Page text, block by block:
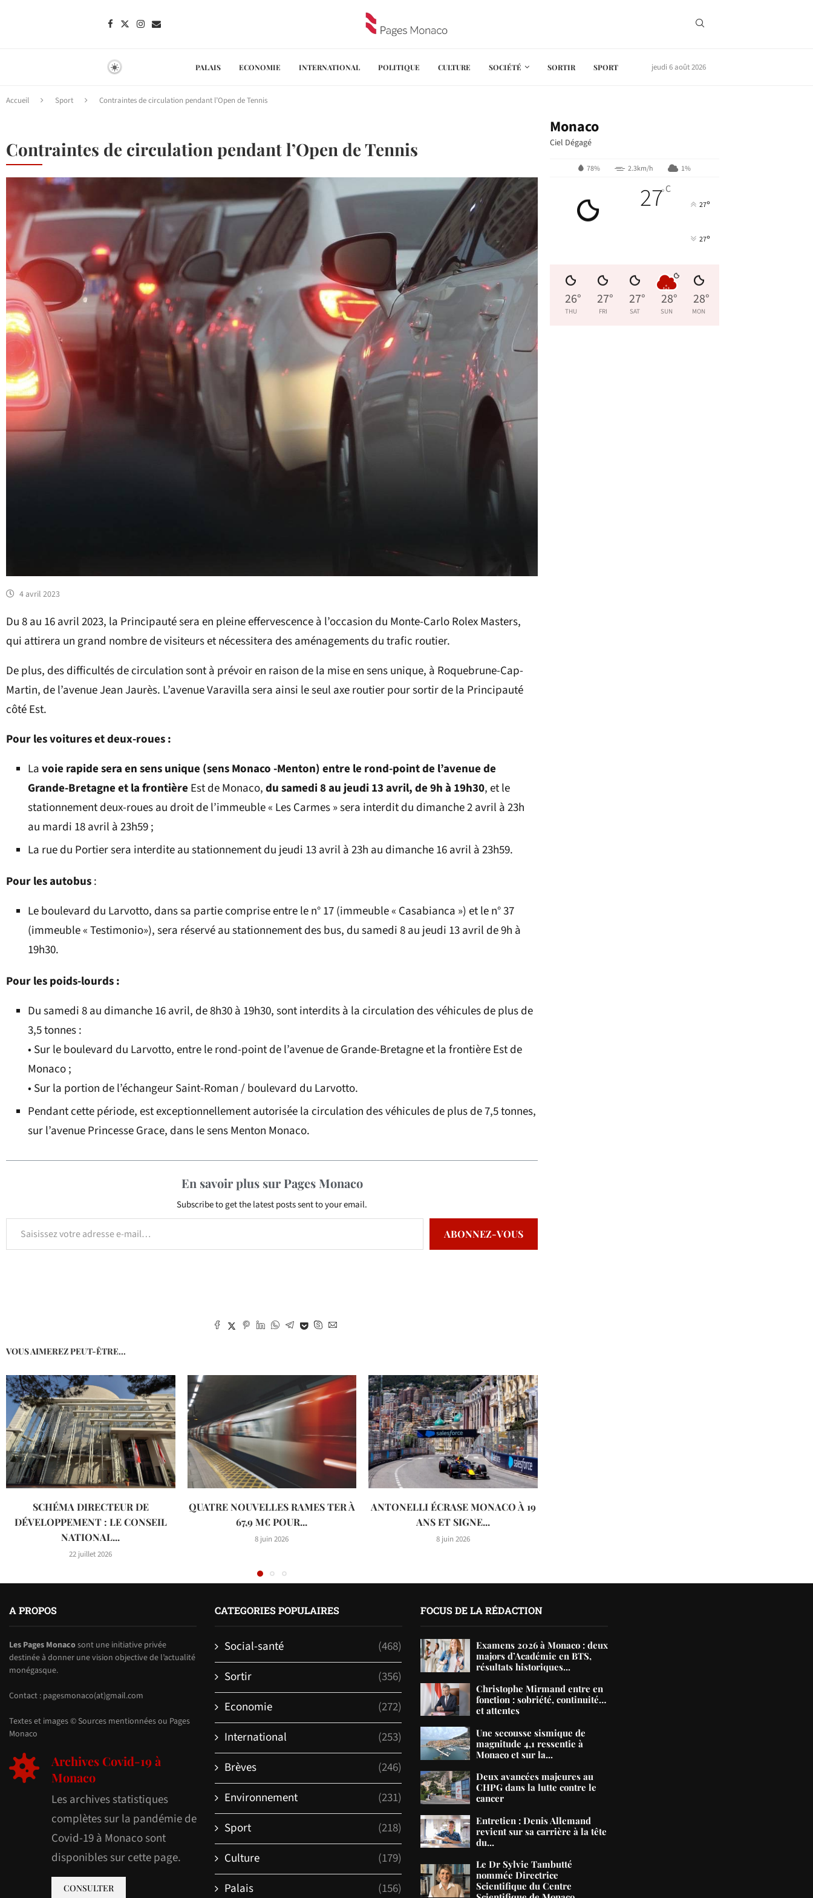
PALAIS ECONOMIE INTERNATIONAL POLITIQUE CULTURE SOCIÉTÉ SORTIR SPORT jeudi 6 août 2026
Accueil Sport Contraintes de circulation pendant l’Open de Tennis
Contraintes de circulation pendant l’Open de Tennis
4 avril 2023
Du 8 au 16 avril 2023, la Principauté sera en pleine effervescence à l’occasion du Monte-Carlo Rolex Masters,
qui attirera un grand nombre de visiteurs et nécessitera des aménagements du trafic routier.
De plus, des difficultés de circulation sont à prévoir en raison de la mise en sens unique, à Roquebrune-Cap-
Martin, de l’avenue Jean Jaurès. L’avenue Varavilla sera ainsi le seul axe routier pour sortir de la Principauté
côté Est.
Pour les voitures et deux-roues :
Lavoie rapide sera en sens unique (sens Monaco -Menton) entre le rond-point de l’avenue de
Grande-Bretagne et la frontièreEst de Monaco,du samedi 8 au jeudi 13 avril, de 9h à 19h30, et le
stationnement deux-roues au droit de l’immeuble « Les Carmes » sera interdit du dimanche 2 avril à 23h
au mardi 18 avril à 23h59 ;
La rue du Portier sera interdite au stationnement du jeudi 13 avril à 23h au dimanche 16 avril à 23h59.
Pour les autobus:
Le boulevard du Larvotto, dans sa partie comprise entre le n° 17 (immeuble « Casabianca ») et le n° 37
(immeuble « Testimonio»), sera réservé au stationnement des bus, du samedi 8 au jeudi 13 avril de 9h à
19h30.
Pour les poids-lourds :
Du samedi 8 au dimanche 16 avril, de 8h30 à 19h30, sont interdits à la circulation des véhicules de plus de
3,5 tonnes :
• Sur le boulevard du Larvotto, entre le rond-point de l’avenue de Grande-Bretagne et la frontière Est de
Monaco ;
• Sur la portion de l’échangeur Saint-Roman / boulevard du Larvotto.
Pendant cette période, est exceptionnellement autorisée la circulation des véhicules de plus de 7,5 tonnes,
sur l’avenue Princesse Grace, dans le sens Menton Monaco.
En savoir plus sur Pages Monaco
Subscribe to get the latest posts sent to your email.
ABONNEZ-VOUS
VOUS AIMEREZ PEUT-ÊTRE...
SCHÉMA DIRECTEUR DE
DÉVELOPPEMENT : LE CONSEIL
NATIONAL...
22 juillet 2026
QUATRE NOUVELLES RAMES TER À
67,9 M€ POUR...
8 juin 2026
ANTONELLI ÉCRASE MONACO À 19
ANS ET SIGNE...
8 juin 2026
Monaco
Ciel Dégagé
78% 2.3km/h 1%
27°C
27°
27°
26°
THU
27°
FRI
27°
SAT
28°
SUN
28°
MON
A PROPOS
Les Pages Monacosont une initiative privée
destinée à donner une vision objective de l’actualité
monégasque.
Contact : pagesmonaco(at)gmail.com
Textes et images © Sources mentionnées ou Pages
Monaco
Archives Covid-19 à
Monaco
Les archives statistiques
complètes sur la pandémie de
Covid-19 à Monaco sont
disponibles sur cette page.
CONSULTER
CATEGORIES POPULAIRES
Social-santé
(468)
Sortir
(356)
Economie
(272)
International
(253)
Brèves
(246)
Environnement
(231)
Sport
(218)
Culture
(179)
Palais
(156)
FOCUS DE LA RÉDACTION
Examens 2026 à Monaco : deux
majors d’Académie en BTS,
résultats historiques...
Christophe Mirmand entre en
fonction : sobriété, continuité…
et attentes
Une secousse sismique de
magnitude 4,1 ressentie à
Monaco et sur la...
Deux avancées majeures au
CHPG dans la lutte contre le
cancer
Entretien : Denis Allemand
revient sur sa carrière à la tête
du...
Le Dr Sylvie Tambutté
nommée Directrice
Scientifique du Centre